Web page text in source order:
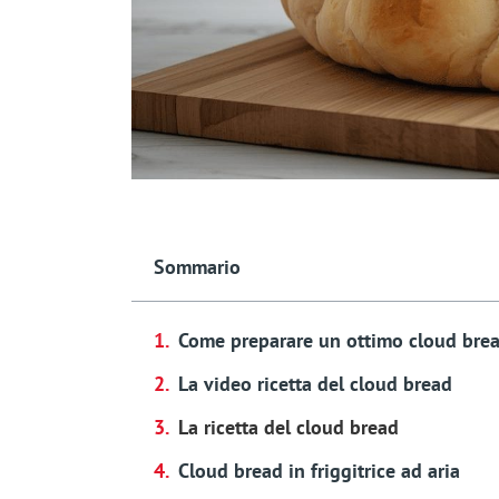
Sommario
Come preparare un ottimo cloud
La video ricetta del cloud bread
La ricetta del cloud bread
Cloud bread in friggitrice ad aria